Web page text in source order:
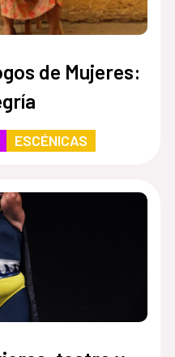
de Mujeres:
ESCÉNICAS